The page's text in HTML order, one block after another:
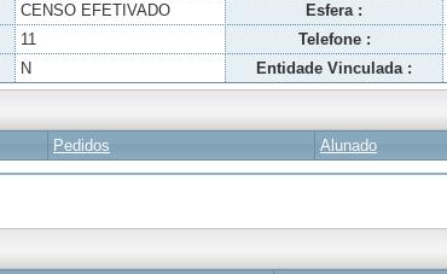
CENSO EFETIVADO Esfera :
11 Telefone :
N Entidade Vinculada :
Pedidos Alunado